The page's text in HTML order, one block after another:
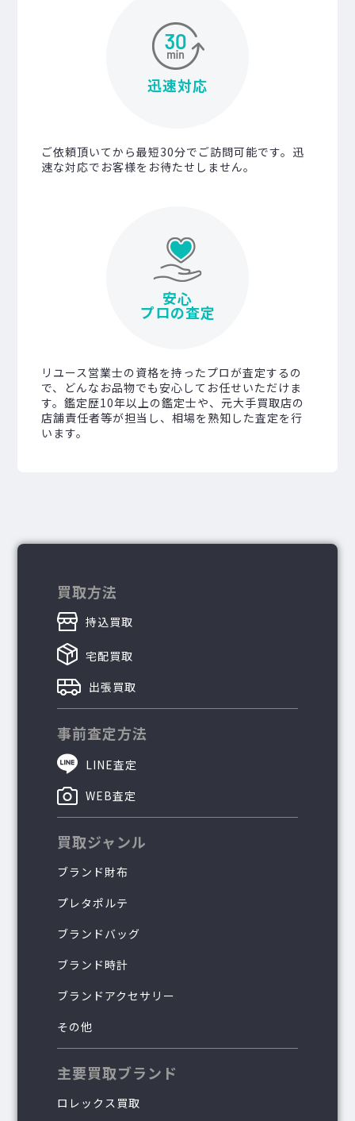
買取方法
持込買取
宅配買取
出張買取
事前査定方法
LINE査定
WEB査定
買取ジャンル
ブランド財布
プレタポルテ
ブランドバッグ
ブランド時計
ブランドアクセサリー
その他
主要買取ブランド
ロレックス買取
迅速対応
ご依頼頂いてから最短30分でご訪問可能です。迅
速な対応でお客様をお待たせしません。
安心
プロの査定
リユース営業士の資格を持ったプロが査定するの
で、どんなお品物でも安心してお任せいただけま
す。鑑定歴10年以上の鑑定士や、元大手買取店の
店舗責任者等が担当し、相場を熟知した査定を行
います。